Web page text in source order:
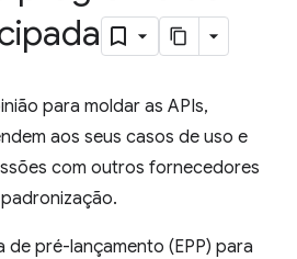
para moldar as APIs,
aos seus casos de uso e
com outros fornecedores
pré-lançamento (EPP) para